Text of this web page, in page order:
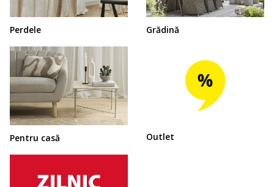
Perdele Grădină
Pentru casă Outlet